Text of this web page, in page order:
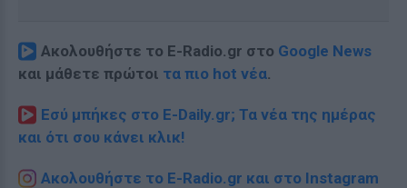
Ακολουθήστε το E-Radio.gr στο Google News
και μάθετε πρώτοι τα πιο hot νέα.
Εσύ μπήκες στο E-Daily.gr; Τα νέα της ημέρας
και ότι σου κάνει κλικ!
Ακολουθήστε το E-Radio.gr και στο Instagram